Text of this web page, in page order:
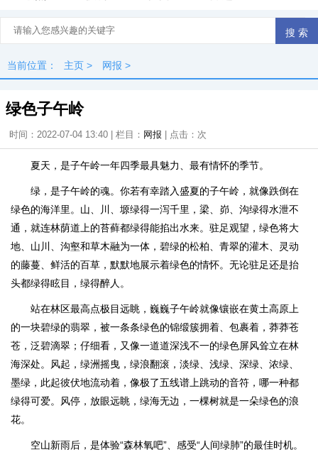
当前位置： 主页 > 网报 >
绿色子午岭
时间：2022-07-04 13:40 | 栏目： 网报 | 点击： 次
夏天，是子午岭一年四季最具魅力、最有情怀的季节。
绿，是子午岭的魂。你若有幸踏入盛夏的子午岭，就像跌倒在
绿色的海洋里。山、川、塬绿得一泻千里，梁、峁、沟绿得水泄不
通，就连林荫道上的苔藓都绿得能掐出水来。驻足观望，绿色将大
地、山川、沟壑和草木融为一体，碧绿的松柏、青翠的灌木、灵动
的藤蔓、鲜活的百草，默默地展示着绿色的情怀。无论驻足还是抬
头都绿得眩目，绿得醉人。
站在林区最高点极目远眺，巍巍子午岭就像镶嵌在黄土高原上
的一块碧绿的翡翠，被一条条绿色的锦缎簇拥着、包裹着，莽莽苍
苍，泛碧滴翠；仔细看，又像一道道深浅不一的绿色屏风耸立在林
海深处。风起，绿洲摇曳，绿浪翻滚，淡绿、浅绿、深绿、浓绿、
墨绿，此起彼伏地流动着，像极了五线谱上跳动的音符，哪一种都
绿得可爱。风停，放眼远眺，绿海无边，一棵树就是一朵绿色的浪
花。
空山新雨后，是体验“森林氧吧”、感受“人间绿肺”的最佳时机。